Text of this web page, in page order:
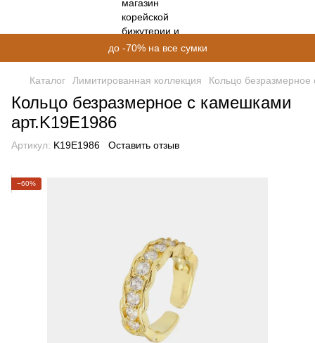
до -70% на все сумки
Каталог Лимитированная коллекция Кольцо
Кольцо безразмерное с камешками
арт.K19E1986
Артикул: K19E1986 Оставить отзыв
−60%